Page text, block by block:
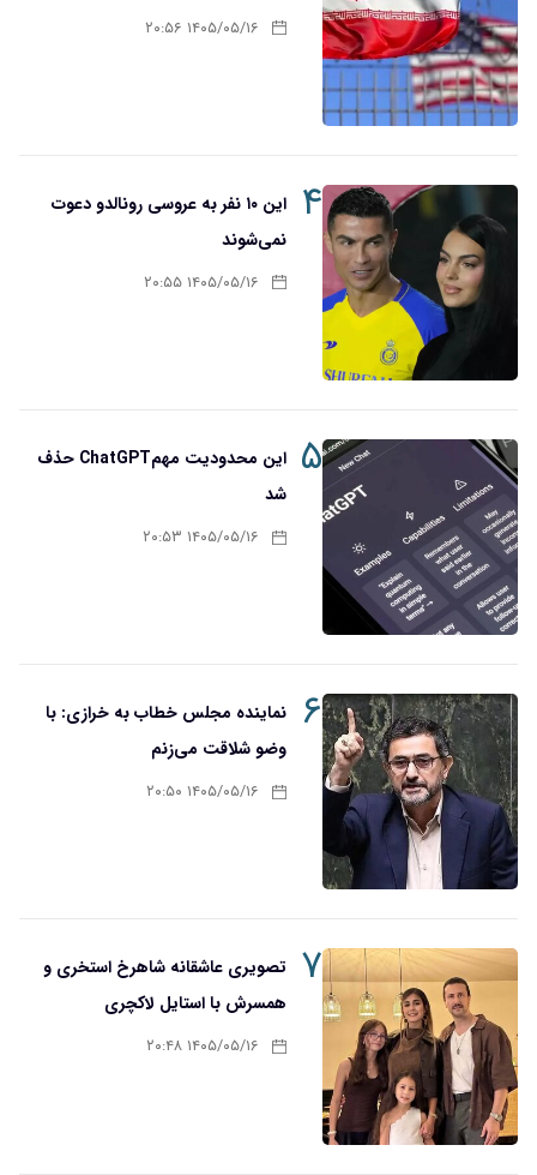
۱۴۰۵/۰۵/۱۶ ۲۰:۵۶
۴
این ۱۰ نفر به عروسی رونالدو دعوت
نمی‌شوند
۱۴۰۵/۰۵/۱۶ ۲۰:۵۵
۵
این محدودیت مهمChatGPT حذف
شد
۱۴۰۵/۰۵/۱۶ ۲۰:۵۳
۶
نماینده مجلس خطاب به خرازی: با
وضو شلاقت می‌زنم
۱۴۰۵/۰۵/۱۶ ۲۰:۵۰
۷
تصویری عاشقانه شاهرخ استخری و
همسرش با استایل لاکچری
۱۴۰۵/۰۵/۱۶ ۲۰:۴۸